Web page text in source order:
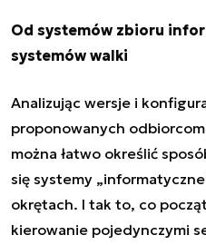
Od systemów zbioru
systemów walki
Analizując wersje i
proponowanych odbiorcom
można łatwo określić
się systemy
okrętach. I tak to, co
kierowanie pojedynczymi